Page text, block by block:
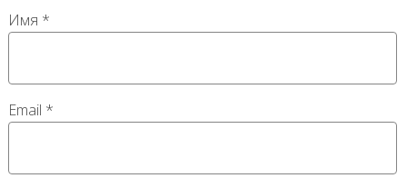
Имя *
Email *